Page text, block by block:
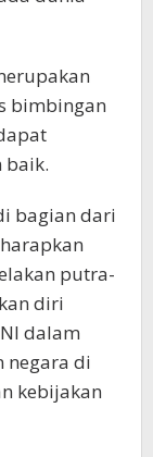
bimbingan
baik.
bagian dari
putra-
diri
dalam
negara di
kebijakan